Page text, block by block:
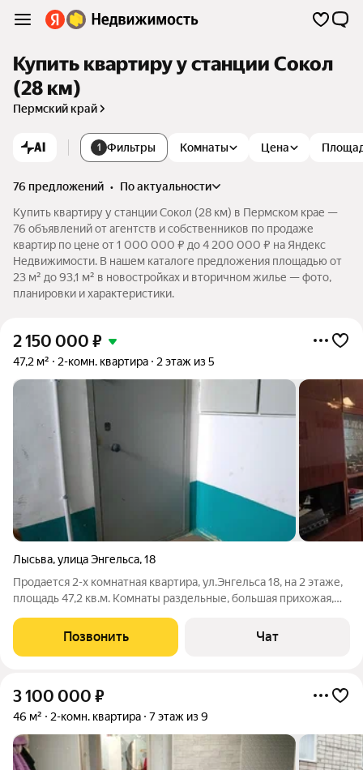
Купить квартиру у станции Сокол
(28 км)
Пермский край
AI 1 Фильтры Комнаты Цена
76 предложений •
по актуальности
Купить квартиру у станции Сокол (28 км) в Пермском крае —
76 объявлений от агентств и собственников по продаже
квартир по цене от 1 000 000 ₽ до 4 200 000 ₽ на Яндекс
Недвижимости. В нашем каталоге предложения площадью от
23 м² до 93,1 м² в новостройках и вторичном жилье — фото,
планировки и характеристики.
2 150 000 ₽
47,2 м² 2-комн. квартира 2 этаж из 5
Лысьва,улица Энгельса,18
Продается 2-х комнатная квартира, ул.Энгельса 18, на 2 этаже,
площадь 47,2 кв.м. Комнаты раздельные, большая прихожая,
железная. Управление домом - ТСЖ. Один взрослый
собственник. Стоимость 2
Позвонить Чат
3 100 000 ₽
46 м² 2-комн. квартира 7 этаж из 9